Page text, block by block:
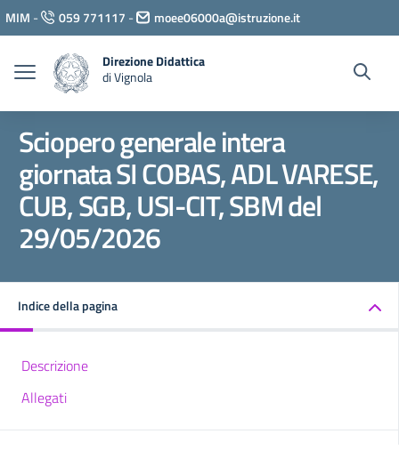
Vai ai contenuti
Vai al menu di navigazione
Vai al footer
MIM - 059 771117 - moee06000a@istruzione.it
Direzione Didattica
di Vignola
Sciopero generale intera
giornata SI COBAS, ADL VARESE,
CUB, SGB, USI-CIT, SBM del
29/05/2026
Indice della pagina
Descrizione
Allegati